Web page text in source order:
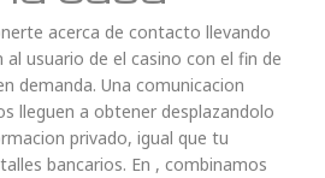
acerca de contacto llevando
usuario de el casino con el fin de
demanda. Una comunicacion
lleguen a obtener desplazandolo
privado, igual que tu
bancarios. En , combinamos